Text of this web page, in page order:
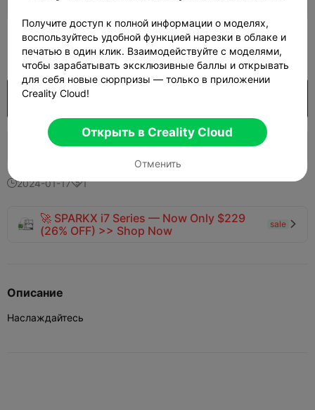
200 
134 65 
2024-01-171
🚀 SPARKX i7 Series — Now Only $229
(26% OFF) >> Shop Now
sale 
Описание
Наслаждайтесь
Получите доступ к полной информации о моделях,
воспользуйтесь удобной функцией нарезки в облаке и
печатью в один клик. Взаимодействуйте с моделями,
чтобы зарабатывать эксклюзивные баллы и открывать
для себя новые сюрпризы — только в приложении
Creality Cloud!
Открыть в Creality Cloud
Отменить